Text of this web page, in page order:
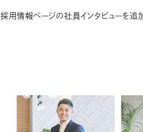
採用情報ページの社員インタビューを追加